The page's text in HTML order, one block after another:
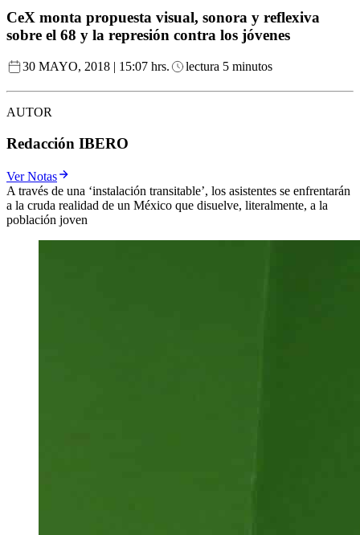
CeX monta propuesta visual, sonora y reflexiva
sobre el 68 y la represión contra los jóvenes
30 MAYO, 2018 | 15:07 hrs. lectura 5 minutos
AUTOR
Redacción IBERO
Ver Notas
A través de una ‘instalación transitable’, los asistentes se enfrentarán
a la cruda realidad de un México que disuelve, literalmente, a la
población joven